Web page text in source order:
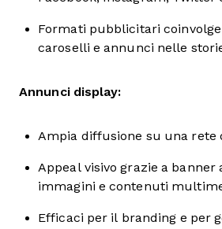
Formati pubblicitari
caroselli e annunci nelle
Annunci display:
Ampia diffusione su una rete
Appeal visivo grazie a banner
immagini e contenuti
Efficaci per il branding e per